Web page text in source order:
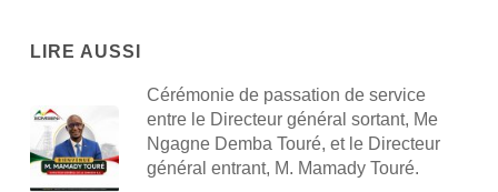
LIRE AUSSI
Cérémonie de passation de service
entre le Directeur général sortant, Me
Ngagne Demba Touré, et le Directeur
général entrant, M. Mamady Touré.